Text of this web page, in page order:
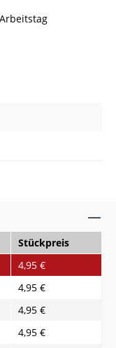
Stückpreis
4,95 €
4,95 €
4,95 €
4,95 €